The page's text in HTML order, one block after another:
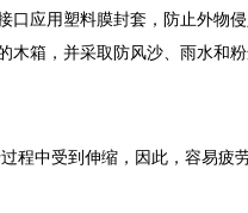
应用塑料膜封套，防止外物
箱，并采取防风沙、雨水和
程中受到伸缩，因此，容易疲